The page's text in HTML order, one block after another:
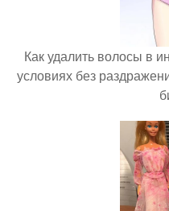
Как удалить волосы в
условиях без